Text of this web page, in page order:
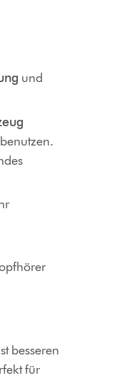
und
besseren
für